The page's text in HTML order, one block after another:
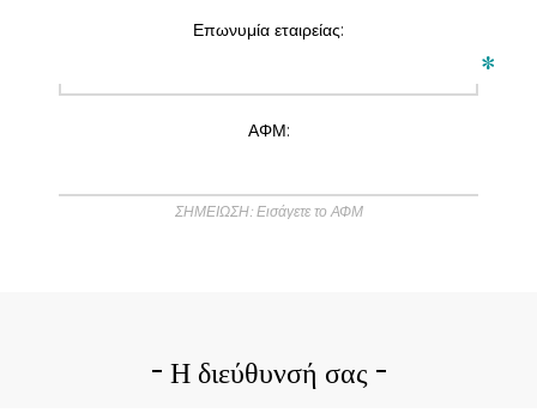
Επωνυμία εταιρείας:
*
ΑΦΜ:
ΣΗΜΕΙΩΣΗ: Εισάγετε το ΑΦΜ
Η διεύθυνσή σας